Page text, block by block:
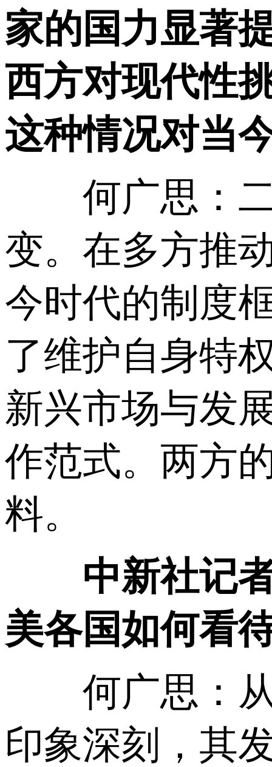
家的国力显著
西方对现代性
这种情况对当
何广思：二
变。在多方推
今时代的制度
了维护自身特
新兴市场与发
作范式。两方
料。
中新社记
美各国如何看
何广思：从
印象深刻，其